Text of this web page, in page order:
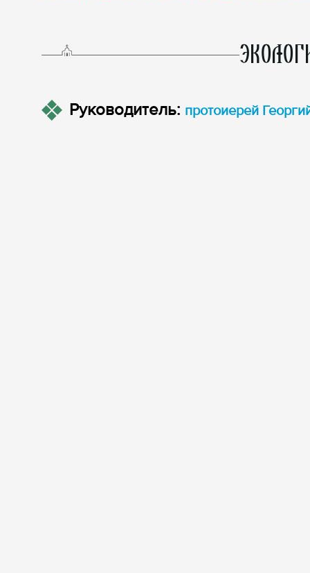
Руководитель: протоиерей